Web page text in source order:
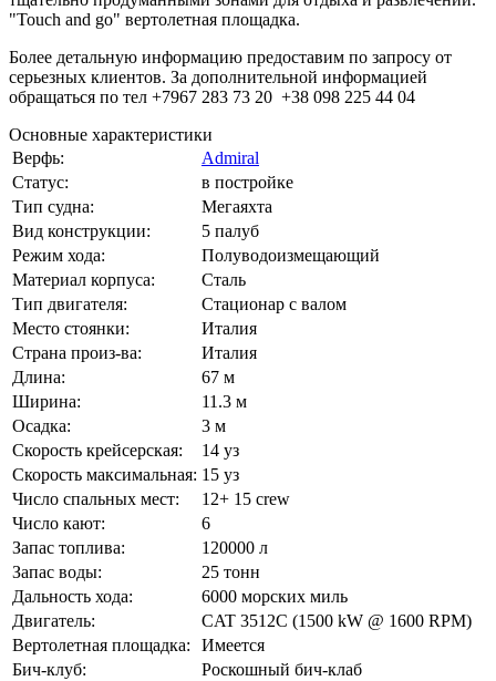
"Touch and go" вертолетная площадка.
Более детальную информацию предоставим по запросу от
серьезных клиентов. За дополнительной информацией
обращаться по тел +7967 283 73 20 +38 098 225 44 04
Основные характеристики
Верфь:
Admiral
Статус:
в постройке
Тип судна:
Мегаяхта
Вид конструкции:
5 палуб
Режим хода:
Полуводоизмещающий
Материал корпуса:
Сталь
Тип двигателя:
Стационар с валом
Место стоянки:
Италия
Страна произ-ва:
Италия
Длина:
67 м
Ширина:
11.3 м
Осадка:
3 м
Скорость крейсерская:
14 уз
Скорость максимальная: 15 уз
Число спальных мест:
12+ 15 crew
Число кают:
6
Запас топлива:
120000 л
Запас воды:
25 тонн
Дальность хода:
6000 морских миль
Двигатель:
CAT 3512C (1500 kW @ 1600 RPM)
Вертолетная площадка:
Имеется
Бич-клуб:
Роскошный бич-клаб